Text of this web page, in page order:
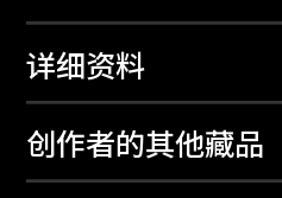
详细资料
创作者的其他藏品